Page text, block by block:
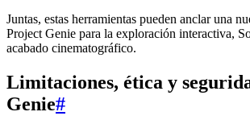
Juntas, estas herramientas pueden anclar una
Project Genie para la exploración interactiva,
acabado cinematográfico.
Limitaciones, ética y
Genie#